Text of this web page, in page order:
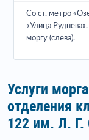
Со ст. метро
«Улица
моргу (слева).
Услуги
отделения
122 им. Л. Г.